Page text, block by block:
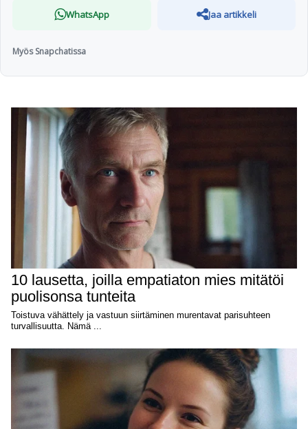
WhatsApp Jaa artikkeli
Myös Snapchatissa